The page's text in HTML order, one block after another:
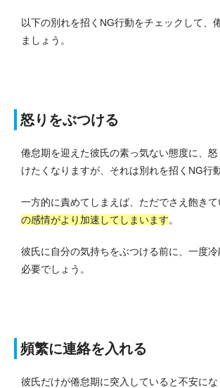
以下の別れを招くNG行動をチェックして、
ましょう。
怒りをぶつける
倦怠期を迎えた彼氏の素っ気ない態度に、
けたくなりますが、それは別れを招くNG行
一方的に責めてしまえば、ただでさえ飽き
の感情がより加速してしまいます。
彼氏に自分の気持ちをぶつける前に、一度
必要でしょう。
頻繁に連絡を入れる
彼氏だけが倦怠期に突入していると不安に